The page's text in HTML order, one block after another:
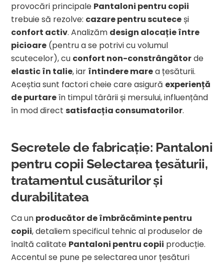
provocări principale Pantaloni pentru copii
trebuie să rezolve: cazare pentru scutece și
confort activ. Analizăm design alocație între
picioare (pentru a se potrivi cu volumul
scutecelor), cu confort non-constrângătorde
elastic în talie, iar întindere marea țesăturii.
Aceștia sunt factori cheie care asigură experiență
de purtareîn timpul târârii și mersului, influențând
în mod direct satisfacția consumatorilor.
Secretele de fabricație: Pantaloni
pentru copii Selectarea țesăturii,
tratamentul cusăturilor și
durabilitatea
Ca un producător de îmbrăcăminte pentru
copii, detaliem specificul tehnic al produselor de
înaltă calitate Pantaloni pentru copii producție.
Accentul se pune pe selectarea unor țesături